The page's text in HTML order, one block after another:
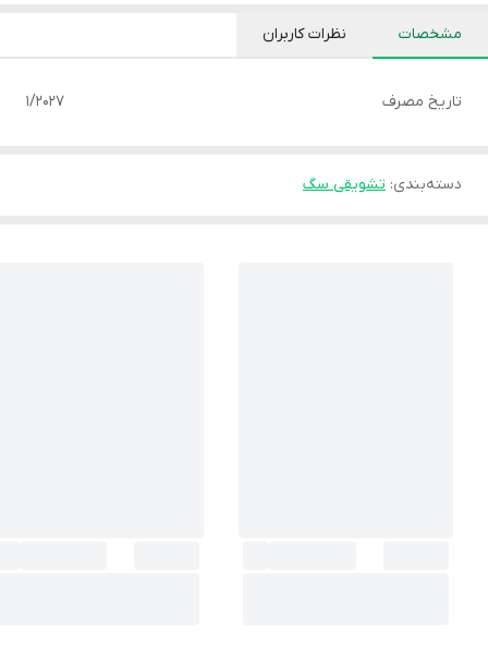
مشخصات نظرات کاربران
تاریخ مصرف 1/2027
دسته‌بندی: تشویقی سگ